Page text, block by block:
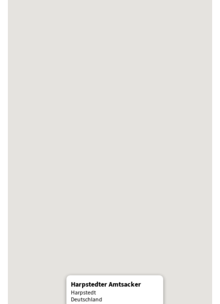
Harpstedter Amtsacker
Harpstedt
Deutschland